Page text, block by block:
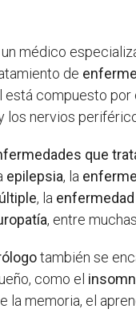
médico
de
está compuesto por
los nervios
que
epilepsia, la
, la
, entre
también se
como el
la memoria, el